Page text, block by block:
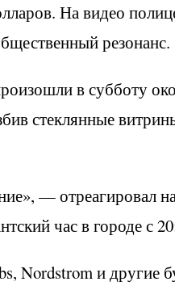
На видео
резонанс.
в субботу
стеклянные
— отреагировал
час в городе с
Nordstrom и другие